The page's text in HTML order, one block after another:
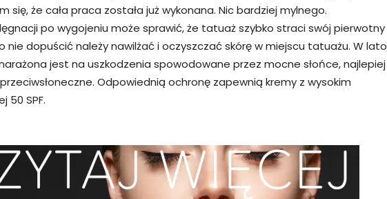
się, że cała praca została już wykonana. Nic bardziej mylnego.
po wygojeniu może sprawić, że tatuaż szybko straci swój pierwotny
nie dopuścić należy nawilżać i oczyszczać skórę w miejscu tatuażu. W
jest na uszkodzenia spowodowane przez mocne słońce, najlepiej
Odpowiednią ochronę zapewnią kremy z wysokim
50 SPF.